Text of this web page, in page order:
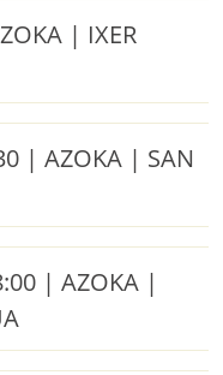
| IXER
| AZOKA | SAN
| AZOKA |